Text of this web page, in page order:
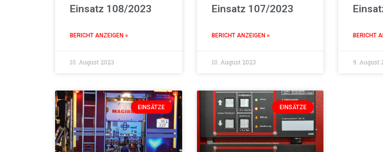
Einsatz 108/2023
BERICHT ANZEIGEN »
10. August 2023
Einsatz 107/2023
BERICHT ANZEIGEN »
10. August 2023
BERICHT
9. August
EINSÄTZE EINSÄTZE